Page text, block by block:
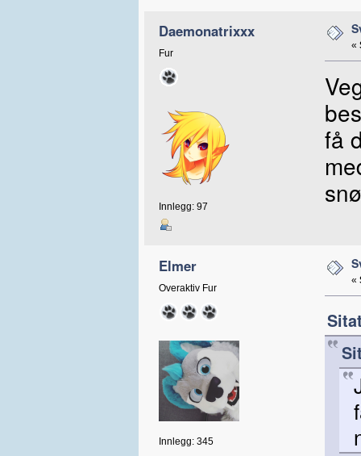
Daemonatrixxx
Fur
Innlegg: 97
«
få
Elmer
Overaktiv Fur
Innlegg: 345
«